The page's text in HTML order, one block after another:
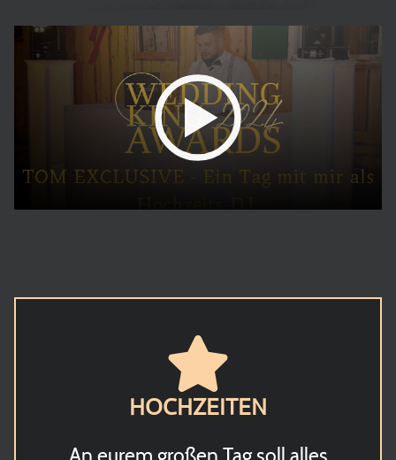
HOCHZEITEN